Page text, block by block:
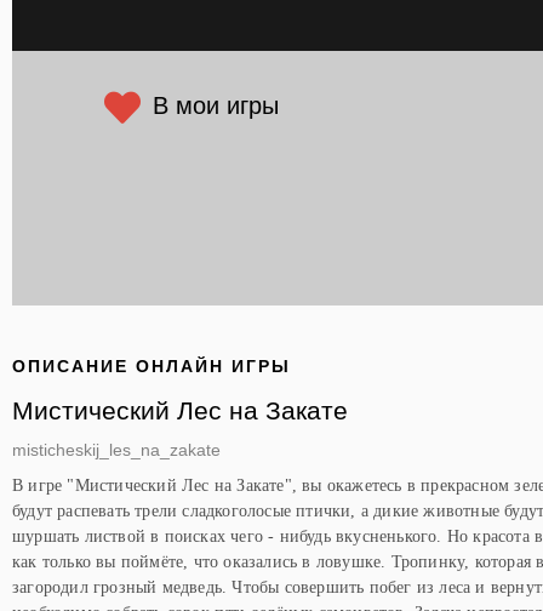
В мои игры
ОПИСАНИЕ ОНЛАЙН ИГРЫ
Мистический Лес на Закате
misticheskij_les_na_zakate
В игре "Мистический Лес на Закате", вы окажетесь в прекрасном
будут распевать трели сладкоголосые птички, а дикие животные
шуршать листвой в поисках чего - нибудь вкусненького. Но красота
как только вы поймёте, что оказались в ловушке. Тропинку, которая
загородил грозный медведь. Чтобы совершить побег из леса и